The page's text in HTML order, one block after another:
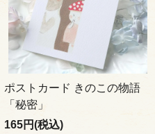
ポストカード きのこの物語
「秘密」
165円(税込)